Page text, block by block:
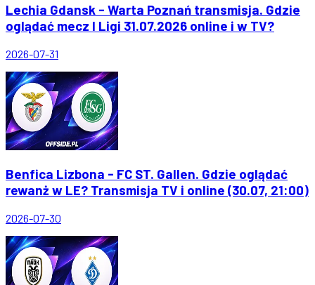
Lechia Gdansk - Warta Poznań transmisja. Gdzie
oglądać mecz I Ligi 31.07.2026 online i w TV?
2026-07-31
Benfica Lizbona - FC ST. Gallen. Gdzie oglądać
rewanż w LE? Transmisja TV i online (30.07, 21:00)
2026-07-30